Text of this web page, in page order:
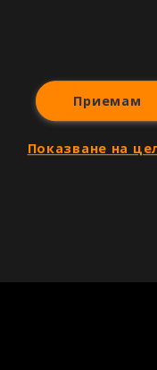
Приемам
Показване на